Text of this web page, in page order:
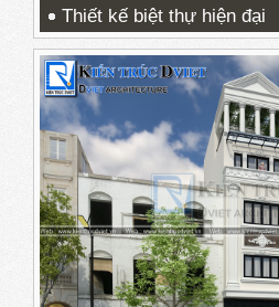
Thiết kế biệt thự hiện đại